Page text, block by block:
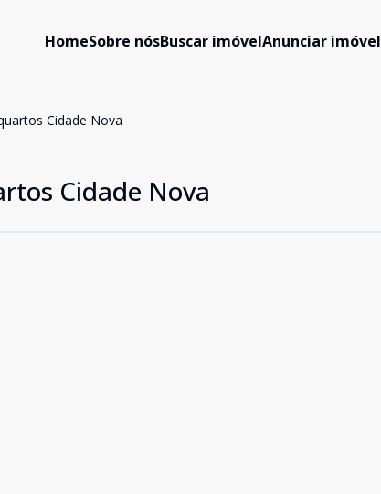
HomeSobre nósBuscar imóvelAnunciar imóvel
Cidade Nova
Cidade Nova